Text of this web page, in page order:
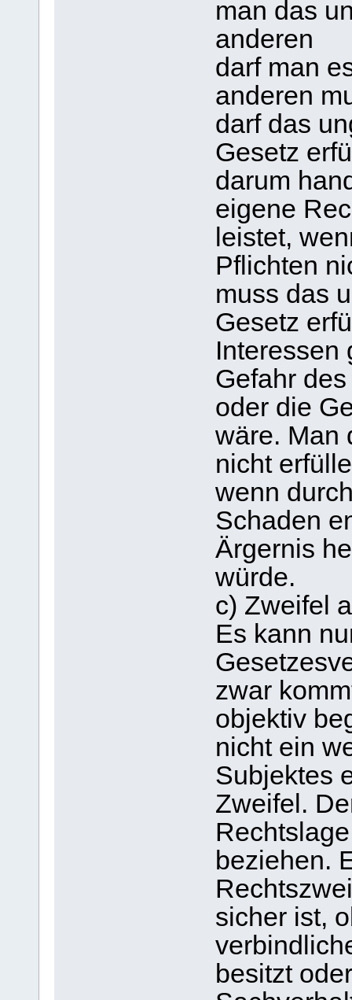
man das
anderen
darf man
anderen
darf das
Gesetz
darum
eigene
leistet,
Pflichten
muss das
Gesetz
Interessen
Gefahr
oder die
wäre. Man
nicht
wenn
Schaden
Ärgernis
würde.
c) Zweifel
Es kann
zwar
objektiv
nicht ein
Subjektes
Zweifel.
beziehen.
sicher ist,
besitzt